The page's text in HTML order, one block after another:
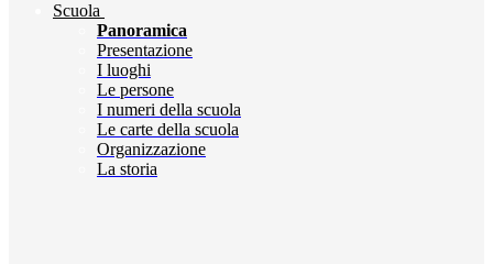
Scuola
Panoramica
Presentazione
I luoghi
Le persone
I numeri della scuola
Le carte della scuola
Organizzazione
La storia